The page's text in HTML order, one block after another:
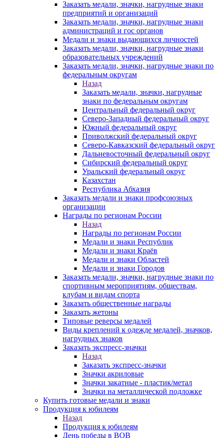
Заказать медали, значки, нагрудные знаки
предприятий и организаций
Заказать медали, значки, нагрудные знаки
администраций и гос органов
Медали и знаки выдающихся личностей
Заказать медали, значки, нагрудные знаки
образовательных учреждений
Заказать медали, значки, нагрудные знаки по
федеральным округам
Назад
Заказать медали, значки, нагрудные
знаки по федеральным округам
Центральный федеральный округ
Северо-Западный федеральный округ
Южный федеральный округ
Приволжский федеральный округ
Северо-Кавказский федеральный округ
Дальневосточный федеральный округ
Сибирский федеральный округ
Уральский федеральный округ
Казахстан
Республика Абхазия
Заказать медали и знаки профсоюзных
организации
Награды по регионам России
Назад
Награды по регионам России
Медали и знаки Республик
Медали и знаки Краёв
Медали и знаки Областей
Медали и знаки Городов
Заказать медали, значки, нагрудные знаки по
спортивным мероприятиям, обществам,
клубам и видам спорта
Заказать общественные награды
Заказать жетоны
Типовые реверсы медалей
Виды креплений к одежде медалей, значков,
нагрудных знаков
Заказать экспресс-значки
Назад
Заказать экспресс-значки
Значки акриловые
Значки закатные - пластик/метал
Значки на металлической подложке
Купить готовые медали и знаки
Продукция к юбилеям
Назад
Продукция к юбилеям
День победы в ВОВ